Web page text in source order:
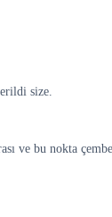
size.
ve bu nokta